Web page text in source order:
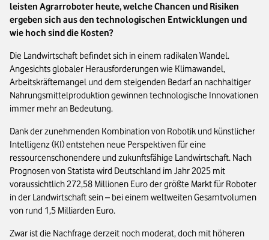
leisten Agrarroboter heute, welche Chancen und Risiken
ergeben sich aus den technologischen Entwicklungen und
wie hoch sind die Kosten?
Die Landwirtschaft befindet sich in einem radikalen Wandel.
Angesichts globaler Herausforderungen wie Klimawandel,
Arbeitskräftemangel und dem steigenden Bedarf an nachhaltiger
Nahrungsmittelproduktion gewinnen technologische Innovationen
immer mehr an Bedeutung.
Dank der zunehmenden Kombination von Robotik und künstlicher
Intelligenz (KI) entstehen neue Perspektiven für eine
ressourcenschonendere und zukunftsfähige Landwirtschaft. Nach
Prognosen von Statista wird Deutschland im Jahr 2025 mit
voraussichtlich 272,58 Millionen Euro der größte Markt für Roboter
in der Landwirtschaft sein – bei einem weltweiten Gesamtvolumen
von rund 1,5 Milliarden Euro.
Zwar ist die Nachfrage derzeit noch moderat, doch mit höheren